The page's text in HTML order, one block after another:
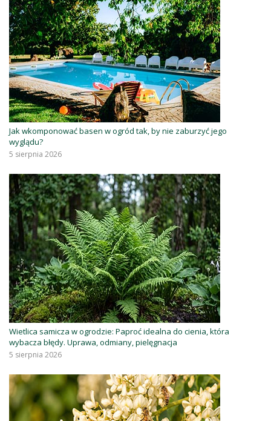
Jak wkomponować basen w ogród tak, by nie zaburzyć jego
wyglądu?
5 sierpnia 2026
Wietlica samicza w ogrodzie: Paproć idealna do cienia, która
wybacza błędy. Uprawa, odmiany, pielęgnacja
5 sierpnia 2026